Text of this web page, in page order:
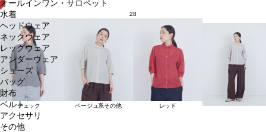
オールインワン・サロペット
水着
ヘッドウェア
ネックウェア
レッグウェア
アンダーウェア
シューズ
バッグ
財布
ベルト
アクセサリ
その他
28
チェック ベージュ系その他 レッド